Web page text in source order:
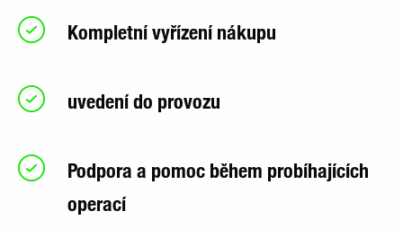
Kompletní vyřízení nákupu
uvedení do provozu
Podpora a pomoc během probíhajících
operací